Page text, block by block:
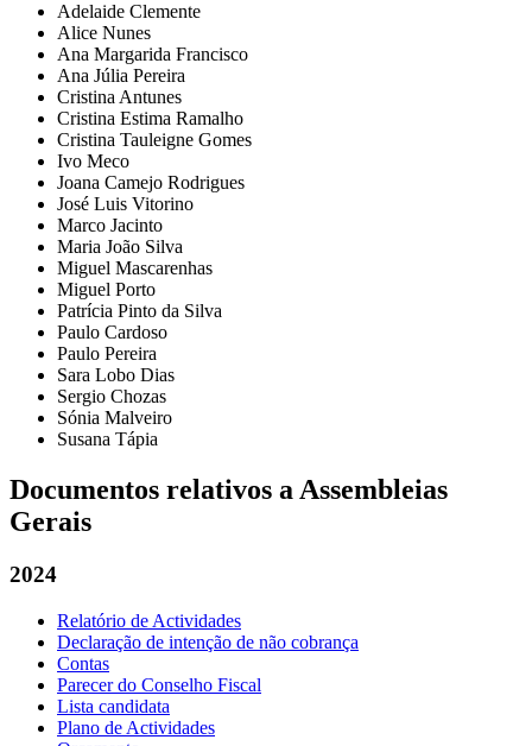
Adelaide Clemente
Alice Nunes
Ana Margarida Francisco
Ana Júlia Pereira
Cristina Antunes
Cristina Estima Ramalho
Cristina Tauleigne Gomes
Ivo Meco
Joana Camejo Rodrigues
José Luis Vitorino
Marco Jacinto
Maria João Silva
Miguel Mascarenhas
Miguel Porto
Patrícia Pinto da Silva
Paulo Cardoso
Paulo Pereira
Sara Lobo Dias
Sergio Chozas
Sónia Malveiro
Susana Tápia
Documentos relativos a Assembleias
Gerais
2024
Relatório de Actividades
Declaração de intenção de não cobrança
Contas
Parecer do Conselho Fiscal
Lista candidata
Plano de Actividades